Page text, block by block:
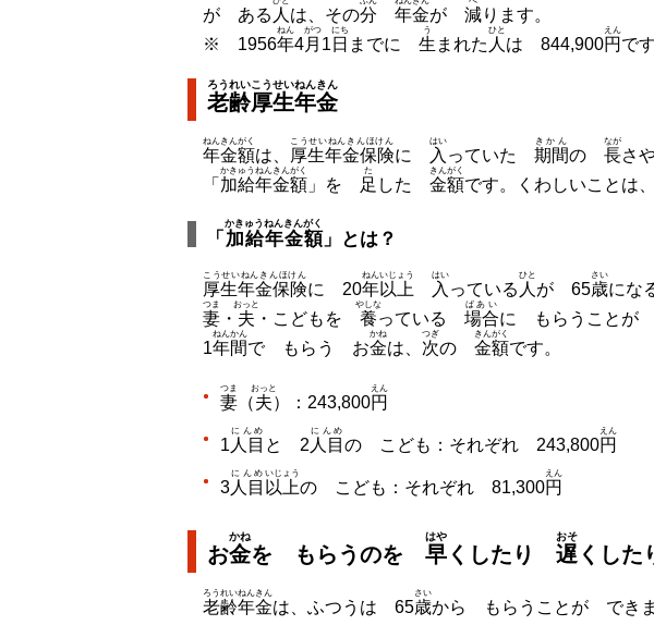
が ある 人は、その分 年金が 減ります。
※ 1956年
ねん
4月
がつ
1日
にち
までに 生
う
まれた 人
ひと
は 844,900円
えん
です
老齢厚生年金
ろうれいこうせいねんきん
年金額
ねんきんがく
は、 厚生年金保険
こうせいねんきんほけん
に 入
はい
っていた 期間
きかん
の 長
なが
さ
「 加給年金額
かきゅうねんきんがく
」を 足
た
した 金額
きんがく
です。くわしいことは
「 加給年金額
かきゅうねんきんがく
」とは？
厚生年金保険
こうせいねんきんほけん
に 20年以上
ねんいじょう
入
はい
っている 人
ひと
が 65歳
さい
にな
妻
つま
・ 夫
おっと
・こどもを 養
やしな
っている 場合
ばあい
に もらうことが
1年間
ねんかん
で もらう お金
かね
は、 次
つぎ
の 金額
きんがく
です。
妻
つま
（夫
おっと
）：243,800円
えん
1人目
にんめ
と 2人目
にんめ
の こども：それぞれ 243,800円
えん
3人目
にんめ
以上
いじょう
の こども：それぞれ 81,300円
えん
お金
かね
を もらうのを 早
はや
くしたり 遅
おそ
くした
老齢年金
ろうれいねんきん
は、ふつうは 65歳
さい
から もらうことが でき